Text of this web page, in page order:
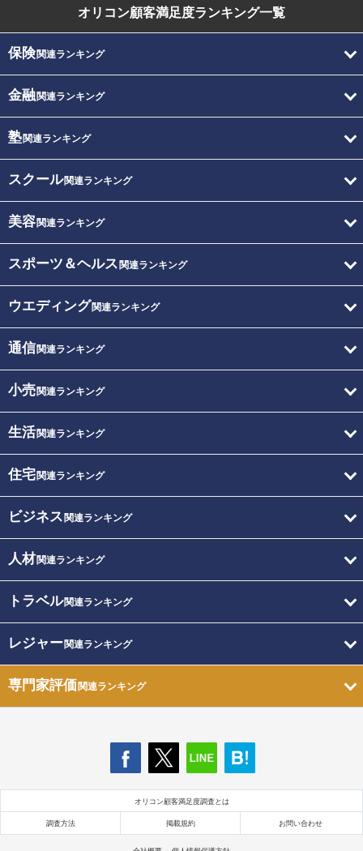
オリコン顧客満足度ランキング一覧
保険関連ランキング
金融関連ランキング
塾関連ランキング
スクール関連ランキング
美容関連ランキング
スポーツ＆ヘルス 関連ランキング
ウエディング関連ランキング
通信関連ランキング
小売関連ランキング
生活関連ランキング
住宅関連ランキング
ビジネス 関連ランキング
人材関連ランキング
トラベル関連ランキング
レジャー関連ランキング
専門家評価関連ランキング
オリコン顧客満足度調査とは
調査方法 掲載規約 お問い合わせ